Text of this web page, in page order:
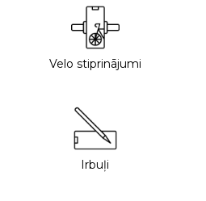
Velo stiprinājumi
Irbuļi